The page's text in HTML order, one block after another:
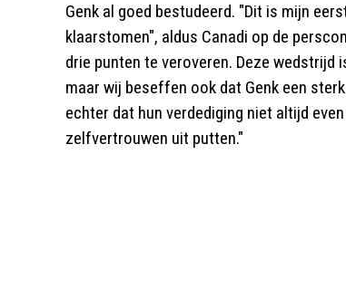
Genk al goed bestudeerd. "Dit is mijn
klaarstomen", aldus Canadi op de
drie punten te veroveren. Deze
maar wij beseffen ook dat Genk een
echter dat hun verdediging niet altijd
zelfvertrouwen uit putten."